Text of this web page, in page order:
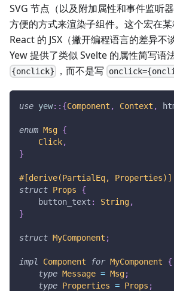
SVG 节点（以及附加属性和事件监听
方便的方式来渲染子组件。这个宏在
React 的 JSX（撇开编程语言的差异不
Yew 提供了类似 Svelte 的属性简写语
{onclick} ，而不是写
use yew:: {Component , Context ,
enum Msg {
Click,
}
#[derive(PartialEq, Properties)]
struct Props
{
    button_text
: String,
}
struct MyComponent ;
impl Component for MyComponent
{
type Message = Msg;
type Properties = Props ;